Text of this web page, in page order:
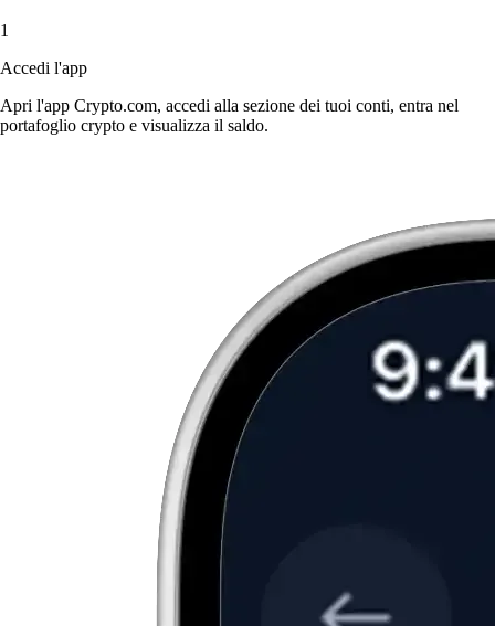
1
Accedi l'app
Apri l'app Crypto.com, accedi alla sezione dei tuoi conti, entra nel
portafoglio crypto e visualizza il saldo.